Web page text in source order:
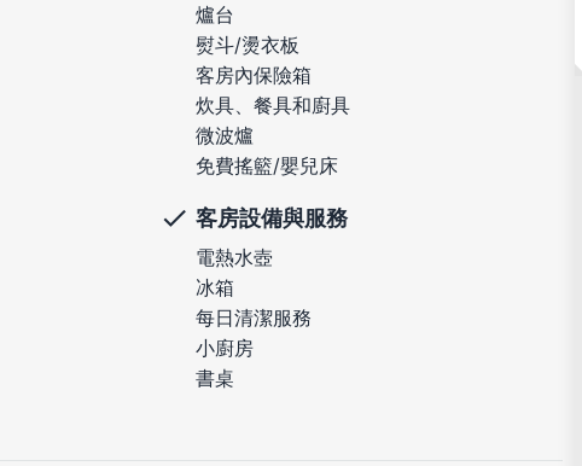
爐台
熨斗/燙衣板
客房內保險箱
炊具、餐具和廚具
微波爐
免費搖籃/嬰兒床
客房設備與服務
電熱水壺
冰箱
每日清潔服務
小廚房
書桌